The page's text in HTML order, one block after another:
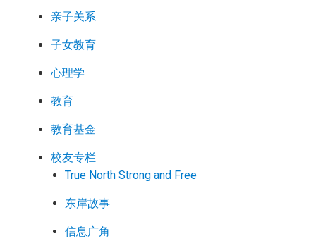
亲子关系
子女教育
心理学
教育
教育基金
校友专栏
True North Strong and Free
东岸故事
信息广角